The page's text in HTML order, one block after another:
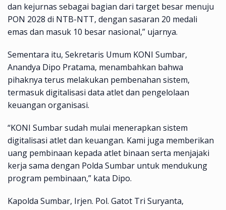
dan kejurnas sebagai bagian dari target besar menuju
PON 2028 di NTB-NTT, dengan sasaran 20 medali
emas dan masuk 10 besar nasional,” ujarnya.
Sementara itu, Sekretaris Umum KONI Sumbar,
Anandya Dipo Pratama, menambahkan bahwa
pihaknya terus melakukan pembenahan sistem,
termasuk digitalisasi data atlet dan pengelolaan
keuangan organisasi.
“KONI Sumbar sudah mulai menerapkan sistem
digitalisasi atlet dan keuangan. Kami juga memberikan
uang pembinaan kepada atlet binaan serta menjajaki
kerja sama dengan Polda Sumbar untuk mendukung
program pembinaan,” kata Dipo.
Kapolda Sumbar, Irjen. Pol. Gatot Tri Suryanta,